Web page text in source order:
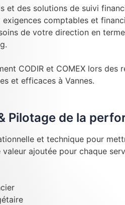
et des solutions de suivi
comptables et
de votre direction en
CODIR et COMEX lors des
et efficaces à Vannes.
Pilotage de la
et technique pour
ajoutée pour chaque